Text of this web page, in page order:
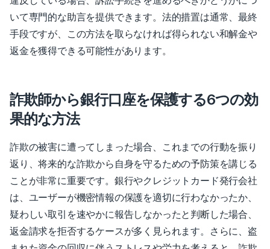
いて専門的な助言を提供できます。法的措置は通常、最終
手段ですが、この方法を取らなければ得られない和解金や
返金を獲得できる可能性があります。
詐欺師から銀行口座を保護する6つの効
果的な方法
詐欺の被害に遭ってしまった場合、これまでの行動を振り
返り、将来的な詐欺から自身を守るための予防策を講じる
ことが非常に重要です。銀行やクレジットカード発行会社
は、ユーザーが機密情報の保護を適切に行わなかったか、
疑わしい取引を速やかに報告しなかったと判断した場合、
返金請求を拒否するケースが多く見られます。さらに、盗